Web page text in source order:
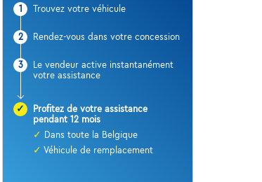
1 Trouvez votre véhicule
2 Rendez-vous dans votre concession
3
Le vendeur active instantanément
votre assistance
✓
Profitez de votre assistance
pendant 12 mois
✓ Dans toute la Belgique
✓ Véhicule de remplacement